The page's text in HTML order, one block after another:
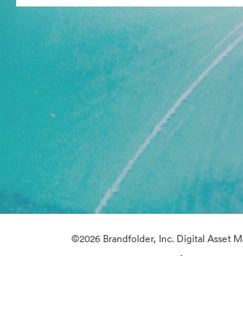
©2026 Brandfolder, Inc. Digital Asset
·